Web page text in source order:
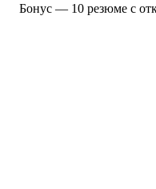
Бонус — 10 резюме с